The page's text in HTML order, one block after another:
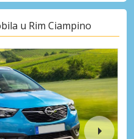
u Rim Ciampino